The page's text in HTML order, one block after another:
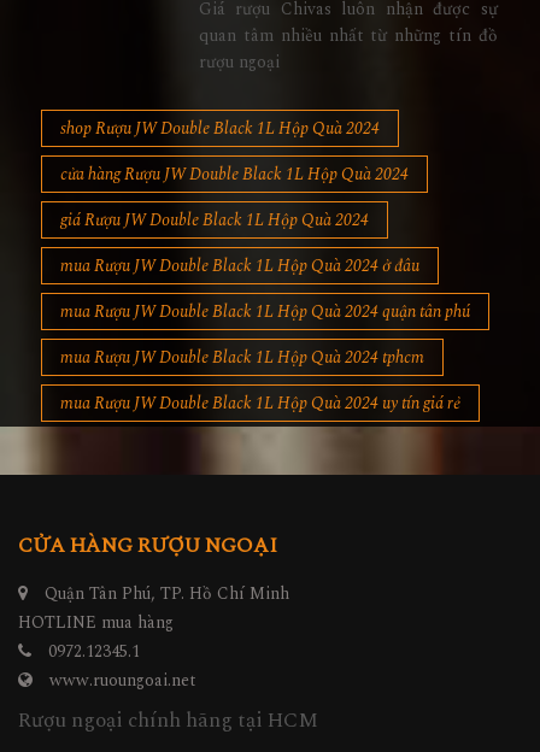
Giá rượu Chivas luôn nhận được sự
quan tâm nhiều nhất từ những tín đồ
rượu ngoại
shop Rượu JW Double Black 1L Hộp Quà 2024
cửa hàng Rượu JW Double Black 1L Hộp Quà 2024
giá Rượu JW Double Black 1L Hộp Quà 2024
mua Rượu JW Double Black 1L Hộp Quà 2024 ở đâu
mua Rượu JW Double Black 1L Hộp Quà 2024 quận tân phú
mua Rượu JW Double Black 1L Hộp Quà 2024 tphcm
mua Rượu JW Double Black 1L Hộp Quà 2024 uy tín giá rẻ
CỬA HÀNG RƯỢU NGOẠI
Quận Tân Phú, TP. Hồ Chí Minh
HOTLINE mua hàng
0972.12345.1
www.ruoungoai.net
Rượu ngoại chính hãng tại HCM